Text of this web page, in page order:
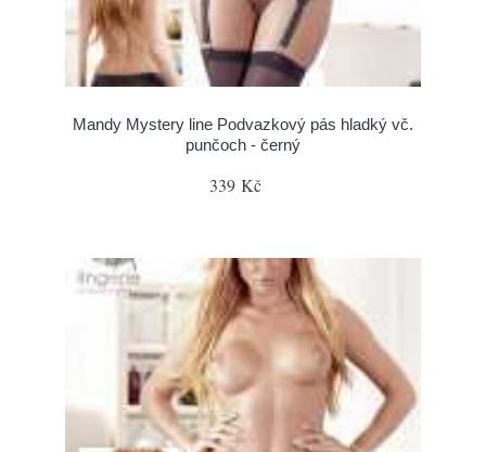
Mandy Mystery line Podvazkový pás hladký vč.
punčoch - černý
339 Kč